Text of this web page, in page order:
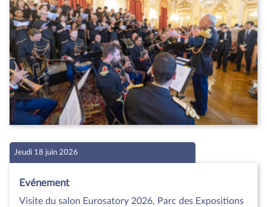
Jeudi 18 juin 2026
Evénement
Visite du salon Eurosatory 2026, Parc des Expositions